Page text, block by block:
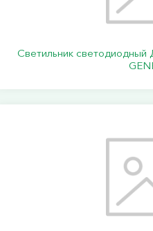
Светильник